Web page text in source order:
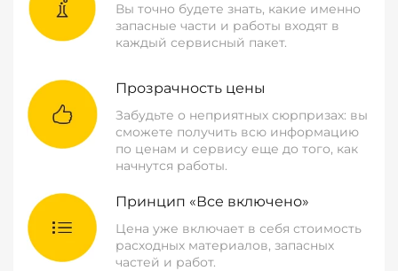
Вы точно будете знать, какие именно
запасные части и работы входят в
каждый сервисный пакет.
Прозрачность цены
Забудьте о неприятных сюрпризах: вы
сможете получить всю информацию
по ценам и сервису еще до того, как
начнутся работы.
Принцип «Все включено»
Цена уже включает в себя стоимость
расходных материалов, запасных
частей и работ.